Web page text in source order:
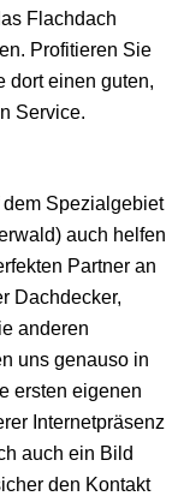
Flachdach
Profitieren Sie
dort einen guten,
Service.
Spezialgebiet
auch helfen
Partner an
Dachdecker,
anderen
uns genauso in
ersten eigenen
Internetpräsenz
auch ein Bild
den Kontakt